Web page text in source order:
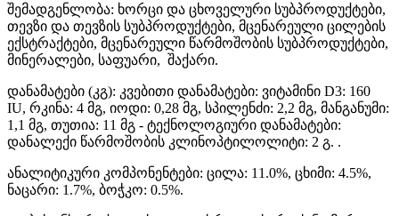
შემადგენლობა: ხორცი და ცხოველური სუბპროდუქტები,
თევზი და თევზის სუბპროდუქტები, მცენარეული ცილების
ექსტრაქტები, მცენარეული წარმოშობის სუბპროდუქტები,
მინერალები, საფუარი, შაქარი.
დანამატები (კგ): კვებითი დანამატები: ვიტამინი D3: 160
IU, რკინა: 4 მგ, იოდი: 0,28 მგ, სპილენძი: 2,2 მგ, მანგანუმი:
1,1 მგ, თუთია: 11 მგ - ტექნოლოგიური დანამატები:
დანალექი წარმოშობის კლინოპტილოლიტი: 2 გ. .
ანალიტიკური კომპონენტები: ცილა: 11.0%, ცხიმი: 4.5%,
ნაცარი: 1.7%, ბოჭკო: 0.5%.